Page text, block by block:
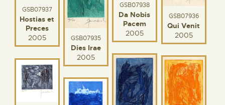
GSB07938
Da Nobis
Pacem
2005
GSB07937
Hostias et
Preces
2005
GSB07936
Qui Venit
2005
GSB07935
Dies Irae
2005